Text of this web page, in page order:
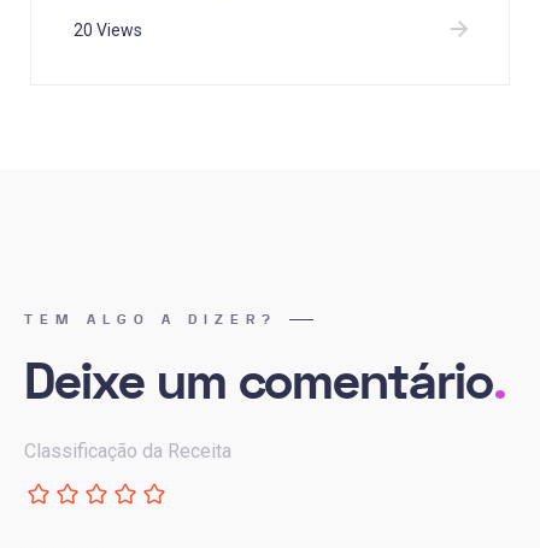
20 Views
TEM ALGO A DIZER?
Deixe um comentário.
Classificação da Receita